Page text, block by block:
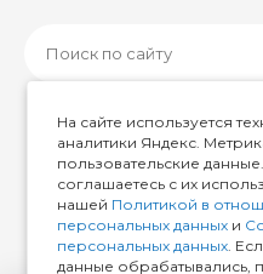
© 2026 ИМИР174,
На сайте используется
аналитики Яндекс.
пользовательские
соглашаетесь с их
нашей Политикой в
персональных данных и
персональных данных.
данные обрабатывались,